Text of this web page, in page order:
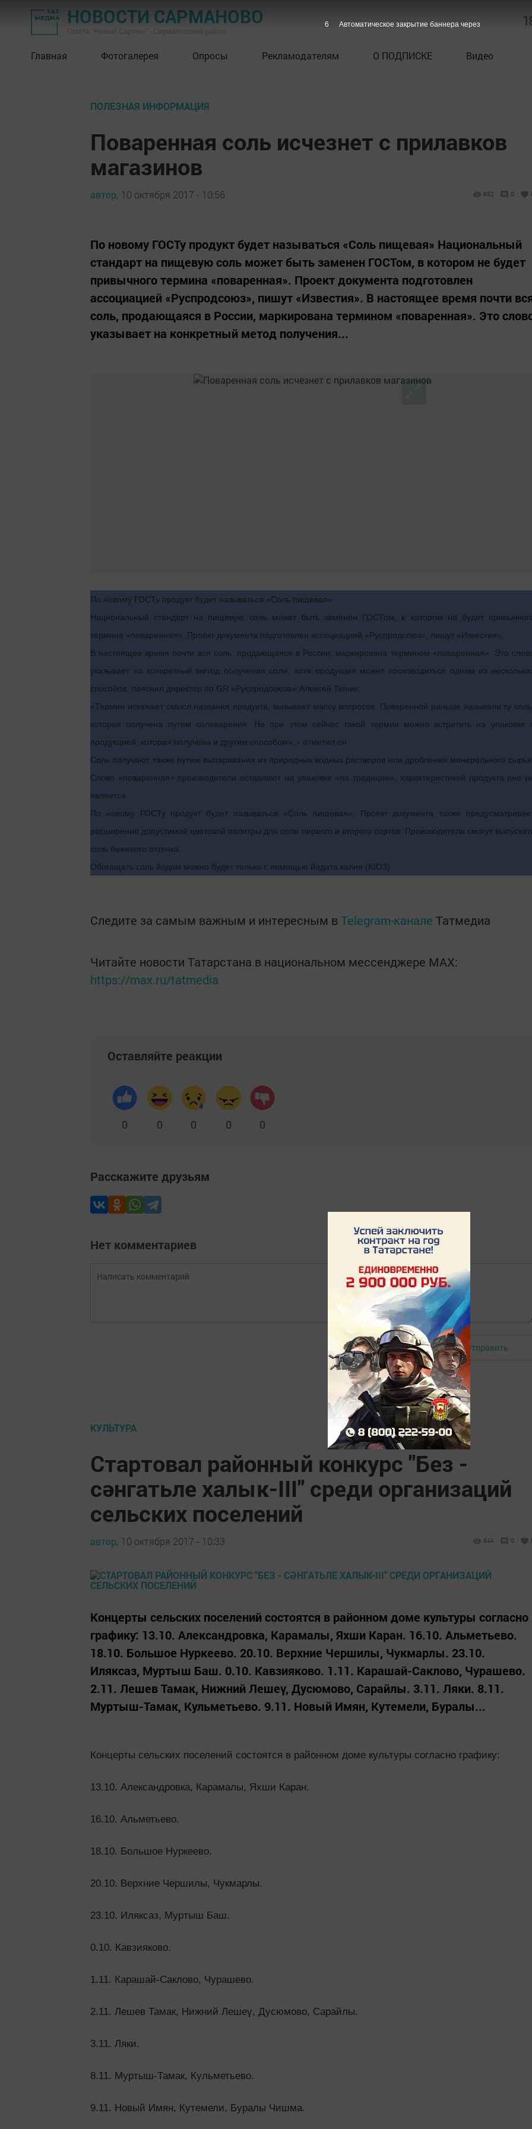
НОВОСТИ САРМАНОВО
Главная Фотогалерея Опросы Рекламодателям О ПОДПИСКЕ Видео
ПОЛЕЗНАЯ ИНФОРМАЦИЯ
Поваренная соль исчезнет с прилавков
магазинов
автор, 10 октября 2017 - 10:56 682 0
По новому ГОСТу продукт будет называться «Соль пищевая» Национальный
стандарт на пищевую соль может быть заменен ГОСТом, в котором не будет
привычного термина «поваренная». Проект документа подготовлен
ассоциацией «Руспродсоюз», пишут «Известия». В настоящее время почти
соль, продающаяся в России, маркирована термином «поваренная». Это
указывает на конкретный метод получения...
По новому ГОСТу продукт будет называться «Соль пищевая»
Национальный стандарт на пищевую соль может быть заменен ГОСТом, в котором не будет
термина «поваренная». Проект документа подготовлен ассоциацией «Руспродсоюз», пишут «Известия».
В настоящее время почти вся соль, продающаяся в России, маркирована термином «поваренная». Это
указывает на конкретный метод получения соли, хотя продукция может производиться одним из
способов, пояснил директор по GR «Руспродсоюза» Алексей Тюник.
«Термин искажает смысл названия продукта, вызывает массу вопросов. Поваренной раньше называли ту
которая получена путем солеварения. Но при этом сейчас такой термин можно встретить на упаковке
продукцией, которая получена и другим способом», - отметил он.
Соль получают также путем выпаривания из природных водных растворов или дробления минерального
Слово «поваренная» производители оставляют на упаковке «по традиции», характеристикой продукта оно
является.
По новому ГОСТу продукт будет называться «Соль пищевая». Проект документа также
расширение допустимой цветовой палитры для соли первого и второго сортов. Производители смогут
соль бежевого оттенка.
Обогащать соль йодом можно будет только с помощью йодата калия (KIO3)
Следите за самым важным и интересным в Telegram-канале Татмедиа
Читайте новости Татарстана в национальном мессенджере MАХ:
https://max.ru/tatmedia
Оставляйте реакции
0 0 0 0 0
Расскажите друзьям
Нет комментариев
Авторизоваться Отправить
КУЛЬТУРА
Стартовал районный конкурс "Без -
сәнгатьле халык-III" среди организаций
сельских поселений
автор, 10 октября 2017 - 10:33 844 0
Концерты сельских поселений состоятся в районном доме культуры согласно
графику: 13.10. Александровка, Карамалы, Яхши Каран. 16.10. Альметьево.
18.10. Большое Нуркеево. 20.10. Верхние Чершилы, Чукмарлы. 23.10.
Иляксаз, Муртыш Баш. 0.10. Кавзияково. 1.11. Карашай-Саклово, Чурашево.
2.11. Лешев Тамак, Нижний Лешеү, Дусюмово, Сарайлы. 3.11. Ляки. 8.11.
Муртыш-Тамак, Кульметьево. 9.11. Новый Имян, Кутемели, Буралы...
Концерты сельских поселений состоятся в районном доме культуры согласно графику:
13.10. Александровка, Карамалы, Яхши Каран.
16.10. Альметьево.
18.10. Большое Нуркеево.
20.10. Верхние Чершилы, Чукмарлы.
23.10. Иляксаз, Муртыш Баш.
0.10. Кавзияково.
1.11. Карашай-Саклово, Чурашево.
2.11. Лешев Тамак, Нижний Лешеү, Дусюмово, Сарайлы.
3.11. Ляки.
8.11. Муртыш-Тамак, Кульметьево.
9.11. Новый Имян, Кутемели, Буралы Чишма.
5 Автоматическое закрытие баннера через